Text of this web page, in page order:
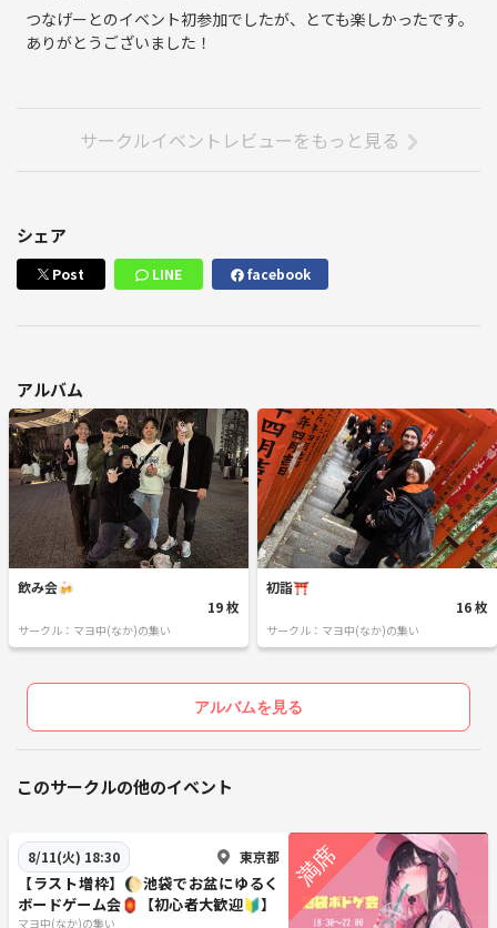
つなげーとのイベント初参加でしたが、とても楽しかったです。
ありがとうございました！
サークルイベントレビューをもっと見る
シェア
Post LINE facebook
アルバム
飲み会🍻
19 枚
サークル：マヨ中(なか)の集い
初詣⛩️
16 枚
サークル：マヨ中(なか)の集い
アルバムを見る
このサークルの他のイベント
8/11(火) 18:30 東京都
【ラスト増枠】🌔池袋でお盆にゆるく
ボードゲーム会🏮【初心者大歓迎🔰】
マヨ中(なか)の集い